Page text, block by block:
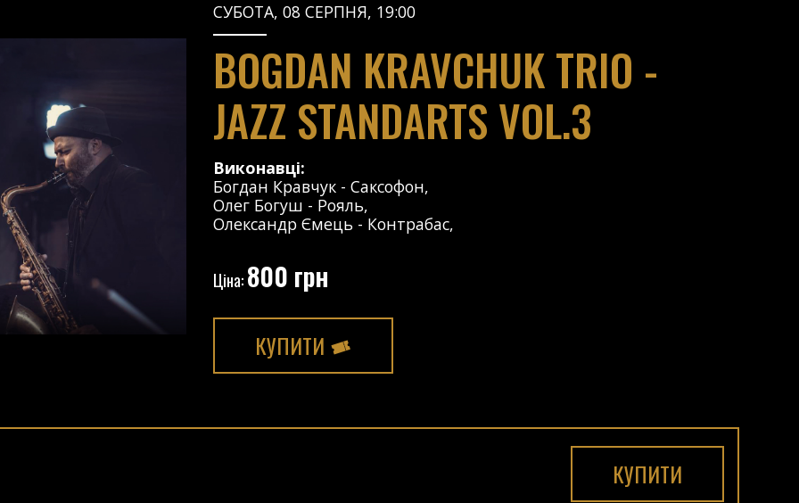
СУБОТА, 08 СЕРПНЯ, 19:00
BOGDAN KRAVCHUK TRIO -
JAZZ STANDARTS VOL.3
Виконавці:
Богдан Кравчук - Саксофон,
Олег Богуш - Рояль,
Олександр Ємець - Контрабас,
Ціна:800 грн
КУПИТИ
КУПИТИ